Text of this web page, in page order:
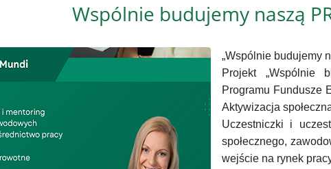
Wspólnie budujemy naszą
„Wspólnie budujemy
Projekt „Wspólnie
Programu Fundusze
Aktywizacja
Uczestniczki i
społecznego,
wejście na rynek